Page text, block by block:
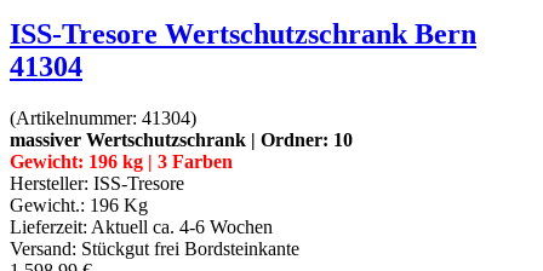
ISS-Tresore Wertschutzschrank Bern
41304
(Artikelnummer: 41304)
massiver Wertschutzschrank | Ordner: 10
Gewicht: 196 kg | 3 Farben
Hersteller: ISS-Tresore
Gewicht.: 196 Kg
Lieferzeit: Aktuell ca. 4-6 Wochen
Versand: Stückgut frei Bordsteinkante